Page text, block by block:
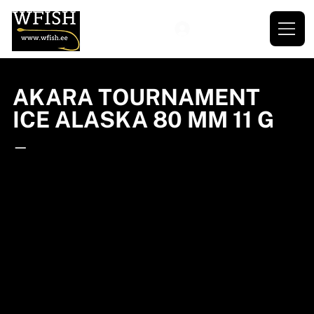
AKARA TOURNAMENT
ICE ALASKA 80 MM 11 G
—